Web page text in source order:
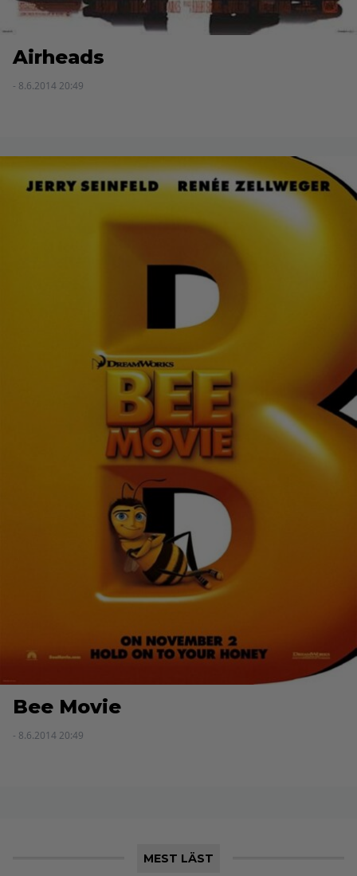
Airheads
- 8.6.2014 20:49
Bee Movie
- 8.6.2014 20:49
MEST LÄST